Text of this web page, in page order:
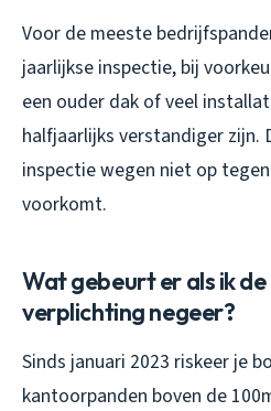
Voor de meeste
jaarlijkse inspectie, bij
een ouder dak of veel
halfjaarlijks verstandiger zijn.
inspectie wegen niet op
voorkomt.
Wat gebeurt er als ik
verplichting negeer?
Sinds januari 2023 riskeer je
kantoorpanden boven de